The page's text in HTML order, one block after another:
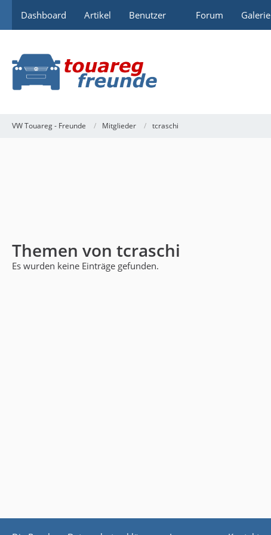
Dashboard Artikel Benutzer Forum Galerie
VW Touareg - Freunde Mitglieder tcraschi
Themen von tcraschi
Es wurden keine Einträge gefunden.